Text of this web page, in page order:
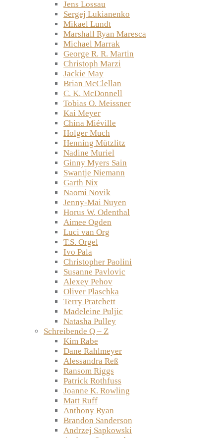
Jens Lossau
Sergej Lukianenko
Mikael Lundt
Marshall Ryan Maresca
Michael Marrak
George R. R. Martin
Christoph Marzi
Jackie May
Brian McClellan
C. K. McDonnell
Tobias O. Meissner
Kai Meyer
China Miéville
Holger Much
Henning Mützlitz
Nadine Muriel
Ginny Myers Sain
Swantje Niemann
Garth Nix
Naomi Novik
Jenny-Mai Nuyen
Horus W. Odenthal
Aimee Ogden
Luci van Org
T.S. Orgel
Ivo Pala
Christopher Paolini
Susanne Pavlovic
Alexey Pehov
Oliver Plaschka
Terry Pratchett
Madeleine Puljic
Natasha Pulley
Schreibende Q – Z
Kim Rabe
Dane Rahlmeyer
Alessandra Reß
Ransom Riggs
Patrick Rothfuss
Joanne K. Rowling
Matt Ruff
Anthony Ryan
Brandon Sanderson
Andrzej Sapkowski